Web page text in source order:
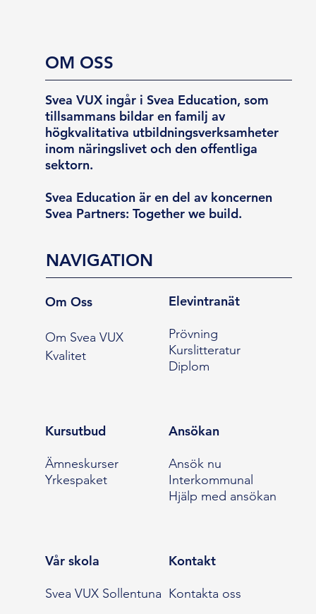
OM OSS
Svea VUX ingår i Svea Education, som
tillsammans bildar en familj av
högkvalitativa utbildningsverksamheter
inom näringslivet och den offentliga
sektorn.
Svea Education är en del av koncernen
Svea Partners: Together we build.
NAVIGATION
Om Oss
Om Svea VUX
Kvalitet
Elevintranät
Prövning
Kurslitteratur
Diplom
Kursutbud
Ämneskurser
Yrkespaket
Ansökan
Ansök nu
Interkommunal
Hjälp med ansökan
Vår skola
Svea VUX Sollentuna
Kontakt
Kontakta oss